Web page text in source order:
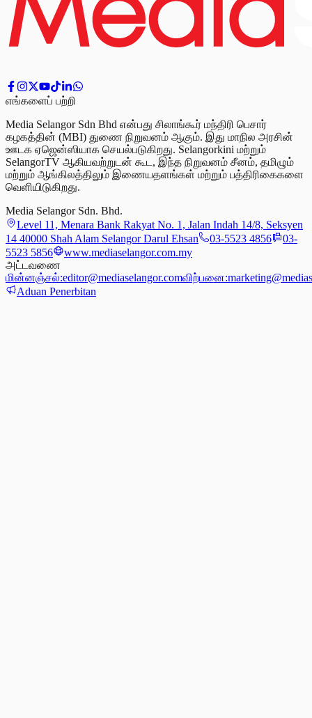
எங்களைப் பற்றி
Media Selangor Sdn Bhd என்பது சிலாங்கூர் மந்திரி பெசார்
கழகத்தின் (MBI) துணை நிறுவனம் ஆகும். இது மாநில அரசின்
ஊடக ஏஜென்ஸியாக செயல்படுகிறது. Selangorkini மற்றும்
SelangorTV ஆகியவற்றுடன் கூட, இந்த நிறுவனம் சீனம், தமிழும்
மற்றும் ஆங்கிலத்திலும் இணையதளங்கள் மற்றும் பத்திரிகைகளை
வெளியிடுகிறது.
Media Selangor Sdn. Bhd.
Level 11, Menara Bank Rakyat No. 1, Jalan Indah 14/8, Seksyen
14 40000 Shah Alam Selangor Darul Ehsan
03-5523 4856
03-
5523 5856
www.mediaselangor.com.my
அட்டவணை
மின்னஞ்சல்:editor@mediaselangor.comவிற்பனை:
Aduan Penerbitan